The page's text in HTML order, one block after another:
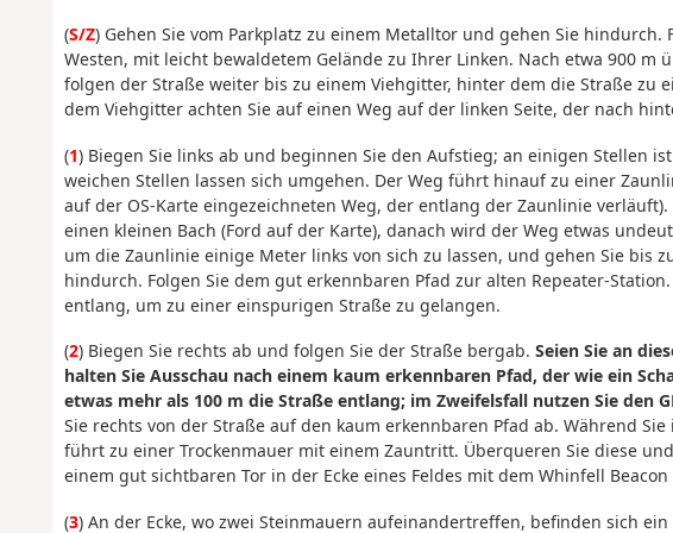
(S/Z) Gehen Sie vom Parkplatz zu einem Metalltor und gehen Sie hindurch.
Westen, mit leicht bewaldetem Gelände zu Ihrer Linken. Nach etwa 900 m
folgen der Straße weiter bis zu einem Viehgitter, hinter dem die Straße zu
dem Viehgitter achten Sie auf einen Weg auf der linken Seite, der nach
(1) Biegen Sie links ab und beginnen Sie den Aufstieg; an einigen Stellen
weichen Stellen lassen sich umgehen. Der Weg führt hinauf zu einer
auf der OS-Karte eingezeichneten Weg, der entlang der Zaunlinie
einen kleinen Bach (Ford auf der Karte), danach wird der Weg etwas
um die Zaunlinie einige Meter links von sich zu lassen, und gehen Sie bis
hindurch. Folgen Sie dem gut erkennbaren Pfad zur alten Repeater-
entlang, um zu einer einspurigen Straße zu gelangen.
(2) Biegen Sie rechts ab und folgen Sie der Straße bergab. Seien Sie an
halten Sie Ausschau nach einem kaum erkennbaren Pfad, der wie ein
etwas mehr als 100 m die Straße entlang; im Zweifelsfall nutzen Sie den
Sie rechts von der Straße auf den kaum erkennbaren Pfad ab. Während
führt zu einer Trockenmauer mit einem Zauntritt. Überqueren Sie diese
einem gut sichtbaren Tor in der Ecke eines Feldes mit dem Whinfell
(3) An der Ecke, wo zwei Steinmauern aufeinandertreffen, befinden sich